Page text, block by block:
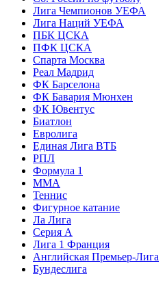
Лига Чемпионов УЕФА
Лига Наций УЕФА
ПБК ЦСКА
ПФК ЦСКА
Спарта Москва
Реал Мадрид
ФК Барселона
ФК Бавария Мюнхен
ФК Ювентус
Биатлон
Евролига
Единая Лига ВТБ
РПЛ
Формула 1
MMA
Теннис
Фигурное катание
Ла Лига
Серия А
Лига 1 Франция
Английская Премьер-Лига
Бундеслига